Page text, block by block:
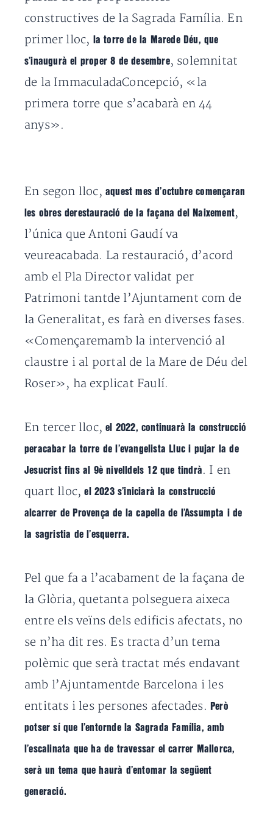
constructives de la Sagrada Família. En
primer lloc,
la torre de la Marede Déu, que
s’inaugurà el proper 8 de desembre, solemnitat
de la ImmaculadaConcepció, «la
primera torre que s’acabarà en 44
anys».
En segon lloc, aquest mes d’octubre començaran
les obres derestauració de la façana del Naixement,
l’única que Antoni Gaudí va
veureacabada. La restauració, d’acord
amb el Pla Director validat per
Patrimoni tantde l’Ajuntament com de
la Generalitat, es farà en diverses fases.
«Començaremamb la intervenció al
claustre i al portal de la Mare de Déu del
Roser», ha explicat Faulí.
En tercer lloc,el 2022, continuarà la construcció
peracabar la torre de l’evangelista Lluc i pujar la de
Jesucrist fins al 9è nivelldels 12 que tindrà . I en
quart lloc,el 2023 s’iniciarà la construcció
alcarrer de Provença de la capella de l’Assumpta i de
la sagristia de l’esquerra.
Pel que fa a l’acabament de la façana de
la Glòria, quetanta polseguera aixeca
entre els veïns dels edificis afectats, no
se n’ha dit res. Es tracta d’un tema
polèmic que serà tractat més endavant
amb l’Ajuntamentde Barcelona i les
entitats i les persones afectades.
Però
potser sí que l’entornde la Sagrada Família, amb
l’escalinata que ha de travessar el carrer Mallorca,
serà un tema que haurà d’entomar la següent
generació.